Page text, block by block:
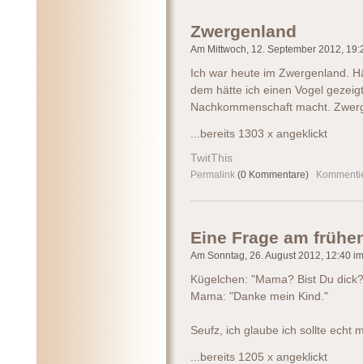
Zwergenland
Am Mittwoch, 12. September 2012,
Ich war heute im Zwergenland.
dem hätte ich einen Vogel
Nachkommenschaft macht.
...bereits 1303 x angeklickt
TwitThis
Permalink (0 Kommentare)
Eine Frage am
Am Sonntag, 26. August 2012, 12:40
Kügelchen: "Mama? Bist Du
Mama: "Danke mein Kind."
Seufz, ich glaube ich sollte echt
...bereits 1205 x angeklickt